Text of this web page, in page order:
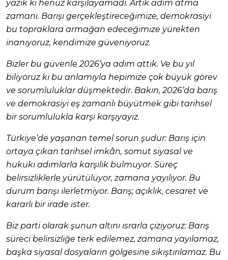
yazık ki henüz karşılayamadı. Artık adım atma
zamanı. Barışı gerçekleştireceğimize, demokrasiyi
bu topraklara armağan edeceğimize yürekten
inanıyoruz, kendimize güveniyoruz.
Bizler bu güvenle 2026’ya adım attık. Ve bu yıl
biliyoruz ki bu anlamıyla hepimize çok büyük görev
ve sorumluluklar düşmektedir. Bakın, 2026’da barış
ve demokrasiyi eş zamanlı büyütmek gibi tarihsel
bir sorumlulukla karşı karşıyayız.
Türkiye’de yaşanan temel sorun şudur: Barış için
ortaya çıkan tarihsel imkân, somut siyasal ve
hukuki adımlarla karşılık bulmuyor. Süreç
belirsizliklerle yürütülüyor, zamana yayılıyor. Bu
durum barışı ilerletmiyor. Barış; açıklık, cesaret ve
kararlı bir irade ister.
Biz parti olarak şunun altını ısrarla çiziyoruz: Barış
süreci belirsizliğe terk edilemez, zamana yayılamaz,
başka siyasal dosyaların gölgesine sıkıştırılamaz. Bu